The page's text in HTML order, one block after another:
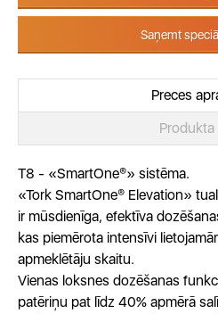
Saņemt
Preces
Produkta
T8 - «SmartOne®» sistēma.
«Tork SmartOne® Elevation»
ir mūsdienīga, efektīva
kas piemērota intensīvi
apmeklētāju skaitu.
Vienas loksnes dozēšanas
patēriņu pat līdz 40% apmērā